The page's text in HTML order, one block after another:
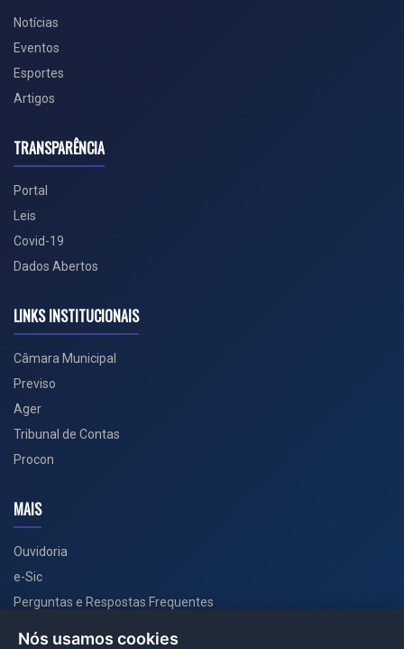
Notícias
Eventos
Esportes
Artigos
TRANSPARÊNCIA
Portal
Leis
Covid-19
Dados Abertos
LINKS INSTITUCIONAIS
Câmara Municipal
Previso
Ager
Tribunal de Contas
Procon
MAIS
Ouvidoria
e-Sic
Perguntas e Respostas Frequentes
Nós usamos cookies